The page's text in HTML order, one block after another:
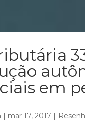
em
| mar 17, 2017 |